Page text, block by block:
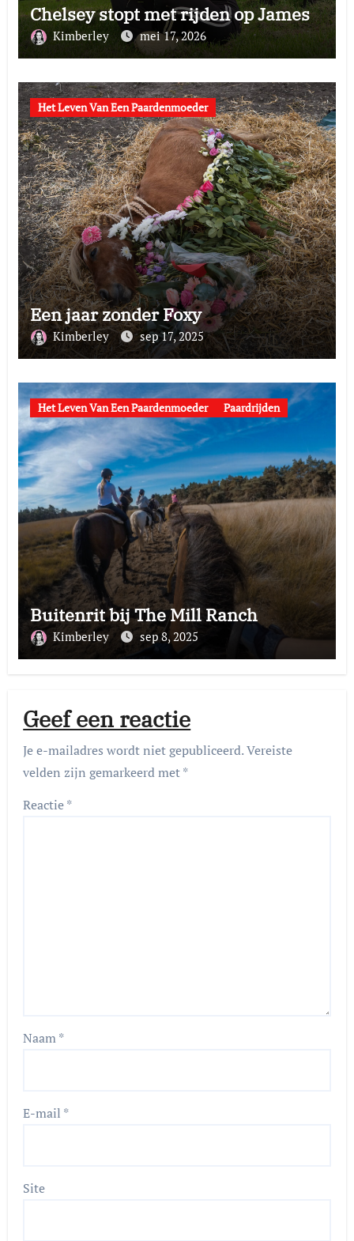
Chelsey stopt met rijden op James
Kimberley mei 17, 2026
Het Leven Van Een Paardenmoeder
Een jaar zonder Foxy
Kimberley sep 17, 2025
Het Leven Van Een Paardenmoeder Paardrijden
Buitenrit bij The Mill Ranch
Kimberley sep 8, 2025
Geef een reactie
Je e-mailadres wordt niet gepubliceerd.Vereiste
velden zijn gemarkeerd met*
Reactie*
Naam*
E-mail *
Site